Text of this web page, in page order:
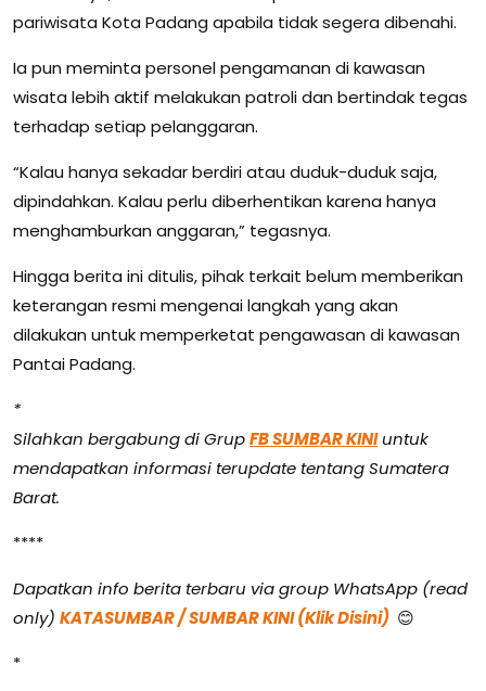
pariwisata Kota Padang apabila tidak segera dibenahi.
Ia pun meminta personel pengamanan di kawasan
wisata lebih aktif melakukan patroli dan bertindak tegas
terhadap setiap pelanggaran.
“Kalau hanya sekadar berdiri atau duduk-duduk saja,
dipindahkan. Kalau perlu diberhentikan karena hanya
menghamburkan anggaran,” tegasnya.
Hingga berita ini ditulis, pihak terkait belum memberikan
keterangan resmi mengenai langkah yang akan
dilakukan untuk memperketat pengawasan di kawasan
Pantai Padang.
*
Silahkan bergabung di GrupFB SUMBAR KINIuntuk
mendapatkan informasi terupdate tentang Sumatera
Barat.
****
Dapatkan info berita terbaru via group WhatsApp (read
only) KATASUMBAR / SUMBAR KINI (Klik Disini) 😊
*